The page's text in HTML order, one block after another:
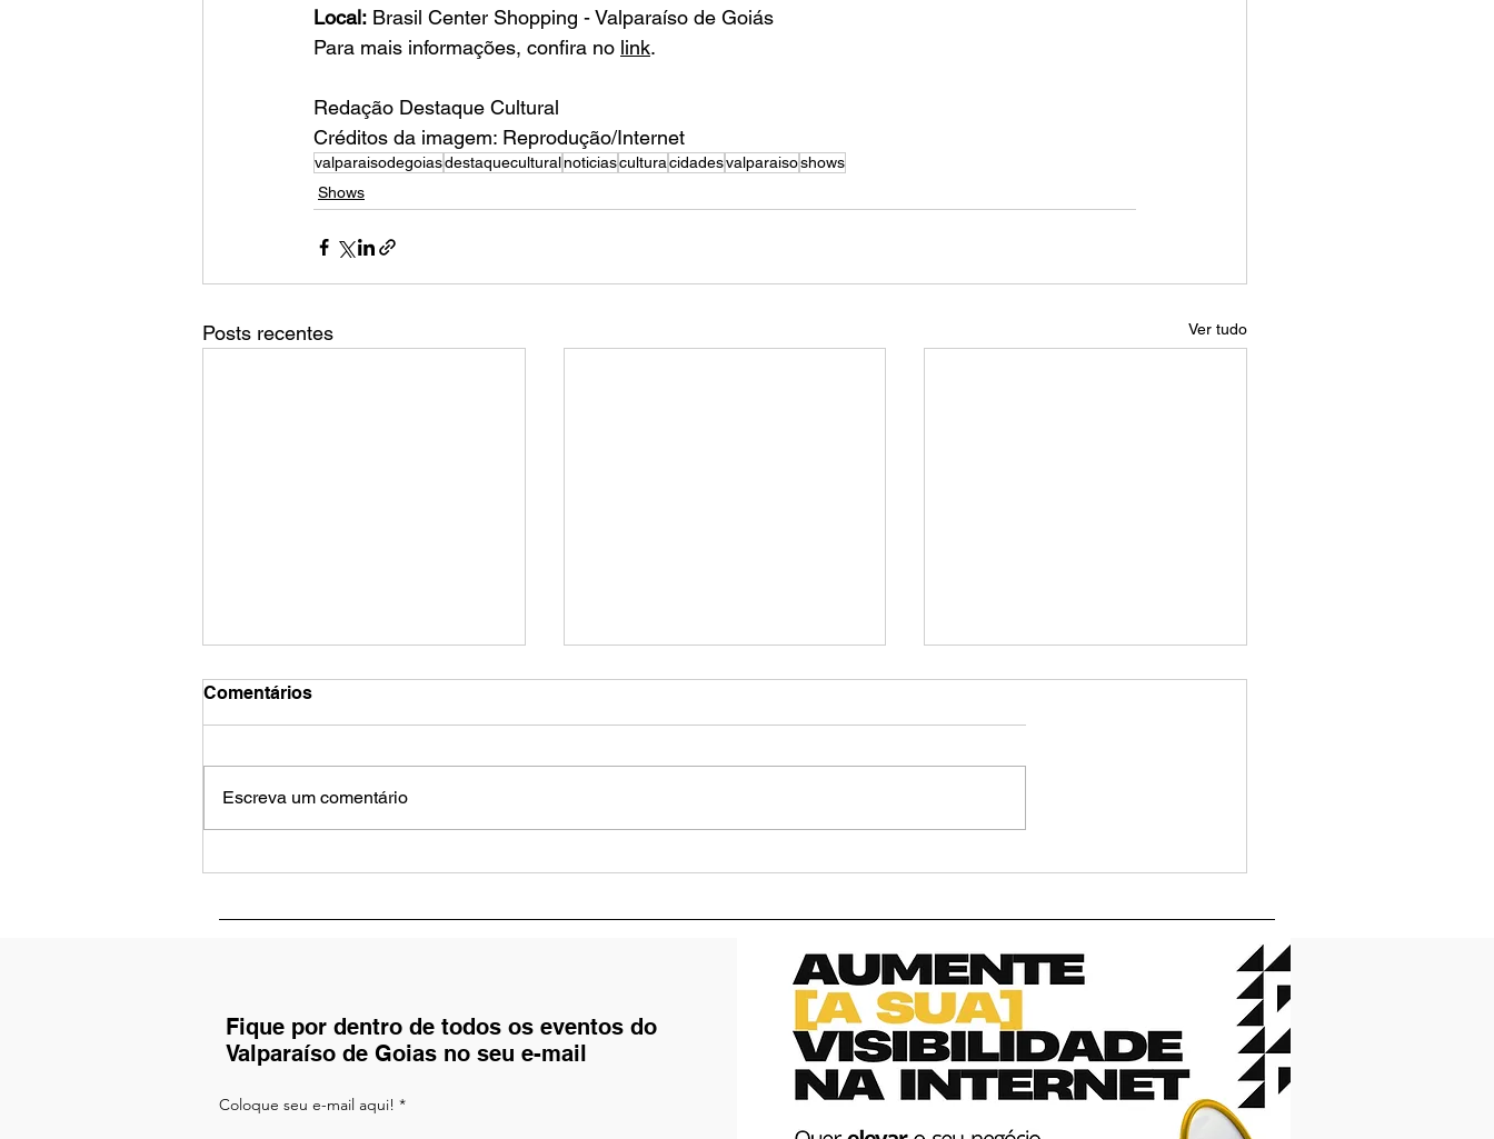
Local: Brasil Center Shopping - Valparaíso de Goiás
Para mais informações, confira no link.
Redação Destaque Cultural
Créditos da imagem: Reprodução/Internet
valparaisodegoiasdestaqueculturalnoticiasculturacidadesvalparaisoshows
Shows
Posts recentes Ver tudo
atrações em Valparaíso de
Goiás
Comentários
Escreva um comentário
Fique por dentro de todos os eventos do
Valparaíso de Goias no seu e-mail
Coloque seu e-mail aqui!